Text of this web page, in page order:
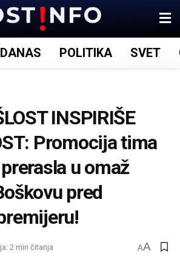
DANAS POLITIKA SVET
INSPIRIŠE
Promocija tima
u omaž
pred
2 min čitanja AA